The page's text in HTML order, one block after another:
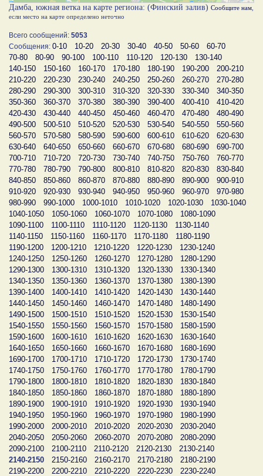
Дамба, южная ветка на карте региона: (Финский залив) Сообщите нам
если место на карте определено неточно
Всего сообщений: 5053
Сообщения: 0-10 10-20 20-30 30-40 40-50 50-60
60-70
70-80
80-90 90-100 100-110 110-120 120-130
130-140
140-150
150-160 160-170 170-180 180-190 190-200
200-210
210-220
220-230 230-240 240-250 250-260 260-270
270-280
280-290
290-300 300-310 310-320 320-330 330-340
340-350
350-360
360-370 370-380 380-390 390-400 400-410
410-420
420-430
430-440 440-450 450-460 460-470 470-480
480-490
490-500
500-510 510-520 520-530 530-540 540-550
550-560
560-570
570-580 580-590 590-600 600-610 610-620
620-630
630-640
640-650 650-660 660-670 670-680 680-690
690-700
700-710
710-720 720-730 730-740 740-750 750-760
760-770
770-780
780-790 790-800 800-810 810-820 820-830
830-840
840-850
850-860 860-870 870-880 880-890 890-900
900-910
910-920
920-930 930-940 940-950 950-960 960-970
970-980
980-990
990-1000 1000-1010 1010-1020 1020-1030
1030-1040
1040-1050
1050-1060 1060-1070 1070-1080
1080-1090
1090-1100
1100-1110 1110-1120 1120-1130
1130-1140
1140-1150
1150-1160 1160-1170 1170-1180
1180-1190
1190-1200
1200-1210 1210-1220 1220-1230
1230-1240
1240-1250
1250-1260 1260-1270 1270-1280
1280-1290
1290-1300
1300-1310 1310-1320 1320-1330
1330-1340
1340-1350
1350-1360 1360-1370 1370-1380
1380-1390
1390-1400
1400-1410 1410-1420 1420-1430
1430-1440
1440-1450
1450-1460 1460-1470 1470-1480
1480-1490
1490-1500
1500-1510 1510-1520 1520-1530
1530-1540
1540-1550
1550-1560 1560-1570 1570-1580
1580-1590
1590-1600
1600-1610 1610-1620 1620-1630
1630-1640
1640-1650
1650-1660 1660-1670 1670-1680
1680-1690
1690-1700
1700-1710 1710-1720 1720-1730
1730-1740
1740-1750
1750-1760 1760-1770 1770-1780
1780-1790
1790-1800
1800-1810 1810-1820 1820-1830
1830-1840
1840-1850
1850-1860 1860-1870 1870-1880
1880-1890
1890-1900
1900-1910 1910-1920 1920-1930
1930-1940
1940-1950
1950-1960 1960-1970 1970-1980
1980-1990
1990-2000
2000-2010 2010-2020 2020-2030
2030-2040
2040-2050
2050-2060 2060-2070 2070-2080
2080-2090
2090-2100
2100-2110 2110-2120 2120-2130
2130-2140
2140-2150
2150-2160 2160-2170 2170-2180
2180-2190
2190-2200
2200-2210 2210-2220 2220-2230
2230-2240